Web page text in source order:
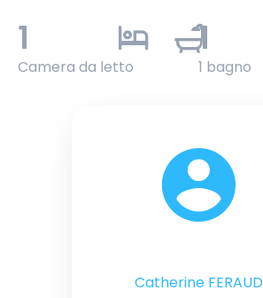
1
Camera da letto
1
1 bagno
Catherine FERAUD